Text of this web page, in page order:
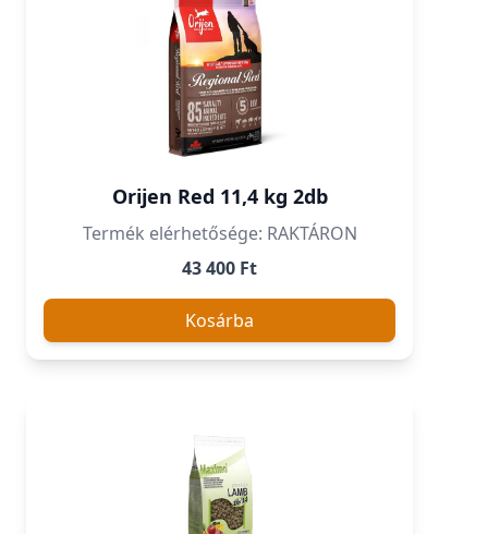
Orijen Red 11,4 kg 2db
Termék elérhetősége: RAKTÁRON
43 400 Ft
Kosárba